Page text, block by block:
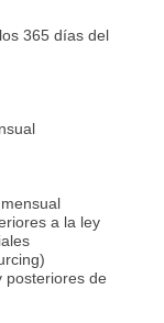
365 días del
a la ley
posteriores de